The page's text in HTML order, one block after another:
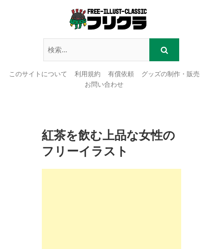
このサイトについて 利用規約 有償依頼
グッズの制作・販売
お問い合わせ
紅茶を飲む上品な女性の
フリーイラスト